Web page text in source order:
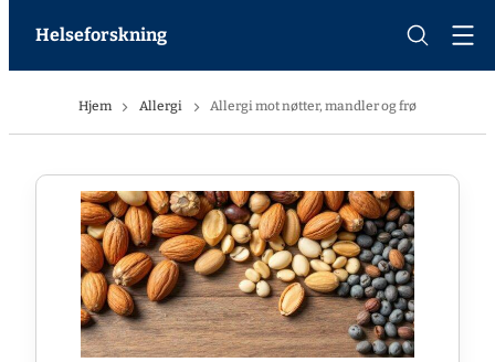
Helseforskning
Hjem Allergi Allergi mot nøtter, mandler og frø